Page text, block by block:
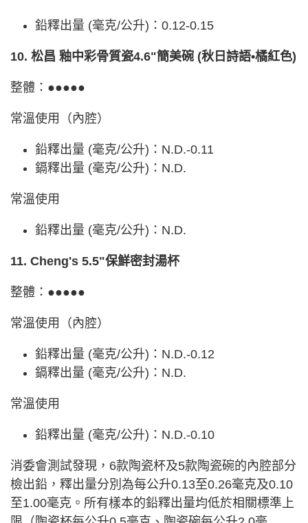
鉛釋出量 (毫克/公升)：0.12-0.15
10. 松昌 釉中彩骨質瓷4.6"簡美碗 (秋日詩語•橘紅色)
整體：●●●●●
常溫使用（內腔）
鉛釋出量 (毫克/公升)：N.D.-0.11
鎘釋出量 (毫克/公升)：N.D.
常溫使用
鉛釋出量 (毫克/公升)：N.D.
11. Cheng's 5.5"保鮮密封湯杯
整體：●●●●●
常溫使用（內腔）
鉛釋出量 (毫克/公升)：N.D.-0.12
鎘釋出量 (毫克/公升)：N.D.
常溫使用
鉛釋出量 (毫克/公升)：N.D.-0.10
消委會測試發現，6款陶瓷杯及5款陶瓷碗的內腔部分
檢出鉛，釋出量分別為每公升0.13至0.26毫克及0.10
至1.00毫克。所有樣本的鉛釋出量均低於相關標準上